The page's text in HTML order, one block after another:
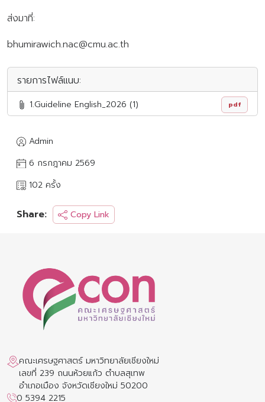
ส่งมาที่:
bhumirawich.nac@cmu.ac.th
รายการไฟล์แนบ:
1.Guideline English_2026 (1) pdf
Admin
6 กรกฎาคม 2569
102 ครั้ง
Share: Copy Link
คณะเศรษฐศาสตร์ มหาวิทยาลัยเชียงใหม่
เลขที่ 239 ถนนห้วยแก้ว ตำบลสุเทพ
อำเภอเมือง จังหวัดเชียงใหม่ 50200
0 5394 2215